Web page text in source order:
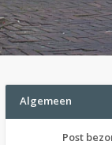
Algemeen
Post